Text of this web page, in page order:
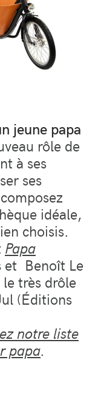
jeune papa
rôle de
à ses
ses
idéale,
choisis.
Papa
et Benoît Le
très drôle
(Éditions
notre liste
papa.